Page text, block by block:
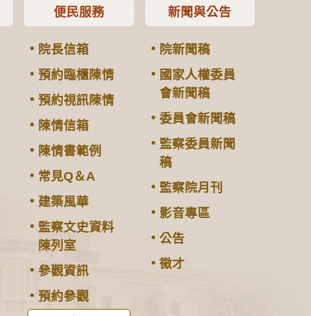
便民服務
院長信箱
預約臨櫃陳情
預約視訊陳情
陳情信箱
陳情書範例
常見Q＆A
建築風華
監察文史資料
陳列室
參觀資訊
預約參觀
新聞與公告
院新聞稿
國家人權委員
會新聞稿
委員會新聞稿
監察委員新聞
稿
監察院月刊
影音專區
公告
徵才